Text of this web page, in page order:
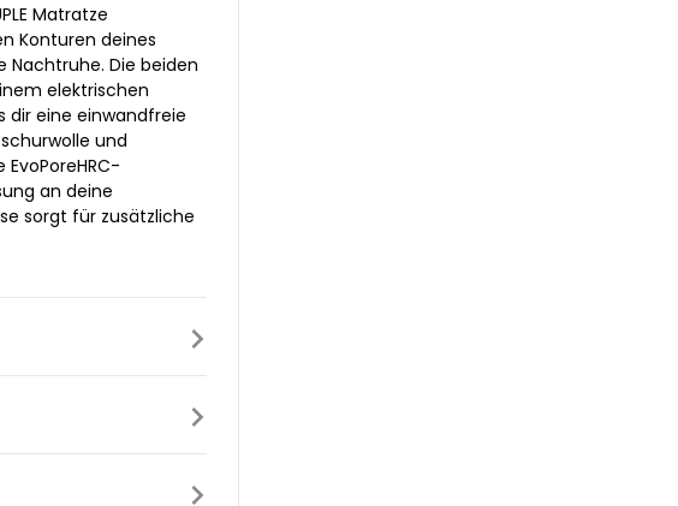
Matratze
Konturen deines
Die beiden
elektrischen
dir eine einwandfreie
und
an deine
sorgt für zusätzliche